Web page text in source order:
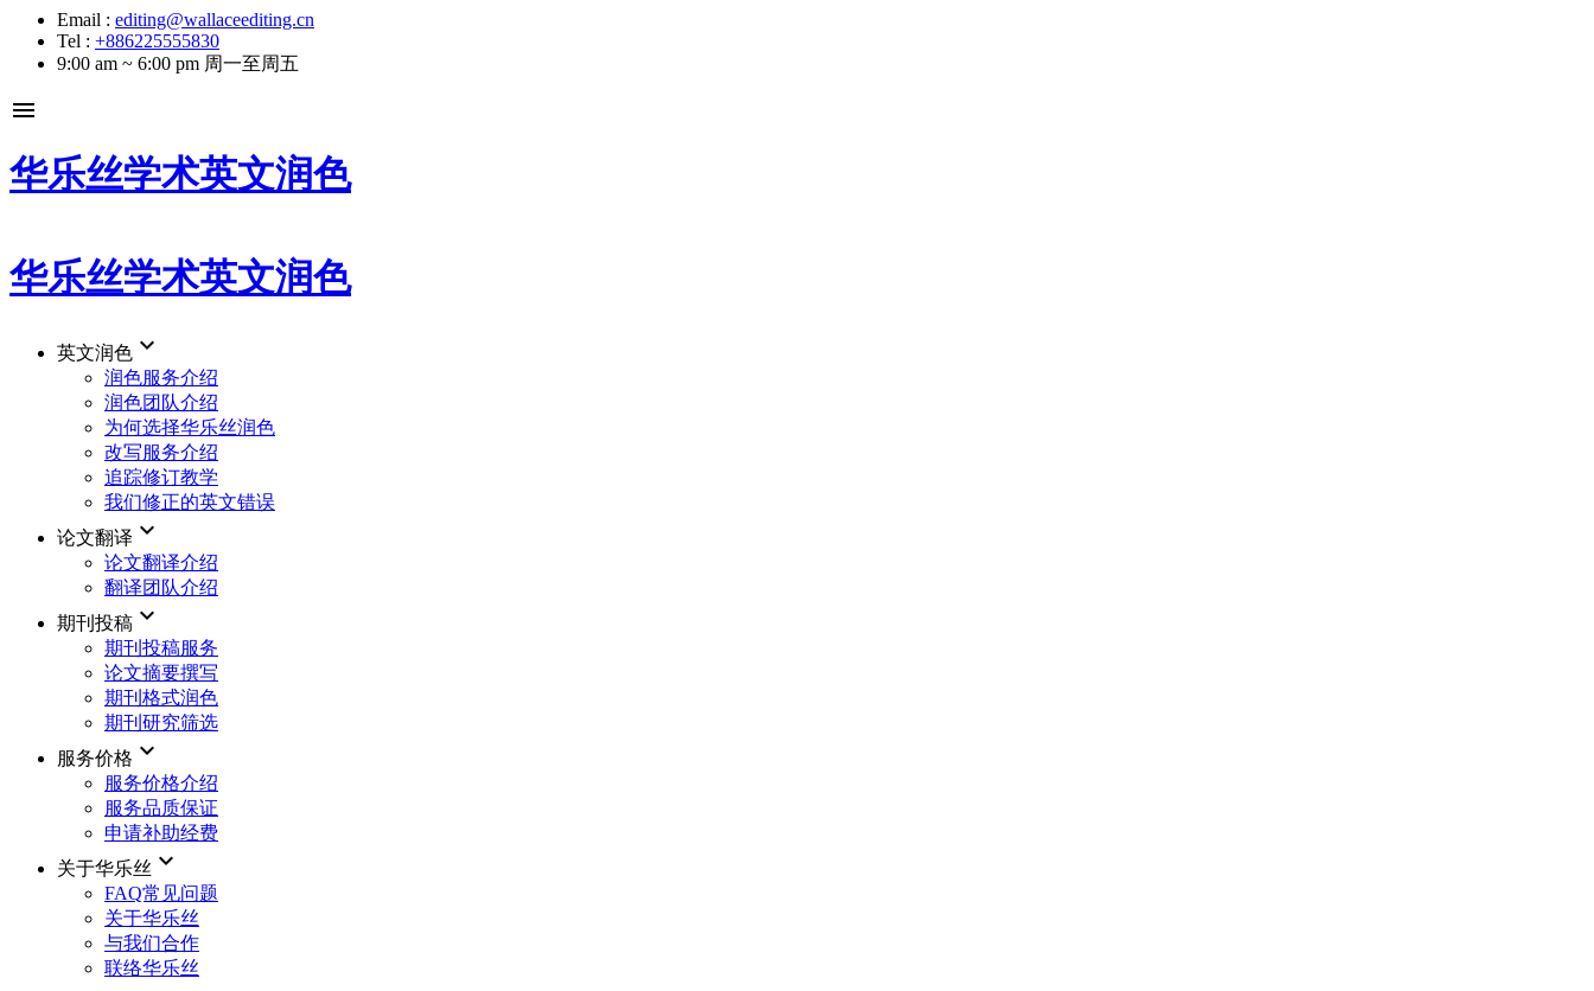
Email : editing@wallaceediting.cn
Tel : +886225555830
9:00 am ~ 6:00 pm 周一至周五
menu
华乐丝学术英文润色
华乐丝学术英文润色
英文润色 keyboard_arrow_down
润色服务介绍
润色团队介绍
为何选择华乐丝润色
改写服务介绍
追踪修订教学
我们修正的英文错误
论文翻译 keyboard_arrow_down
论文翻译介绍
翻译团队介绍
期刊投稿 keyboard_arrow_down
期刊投稿服务
论文摘要撰写
期刊格式润色
期刊研究筛选
服务价格 keyboard_arrow_down
服务价格介绍
服务品质保证
申请补助经费
关于华乐丝 keyboard_arrow_down
FAQ常见问题
关于华乐丝
与我们合作
联络华乐丝